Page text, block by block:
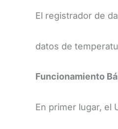
El registrador de
datos de
​Funcionamiento
​En primer lugar, el